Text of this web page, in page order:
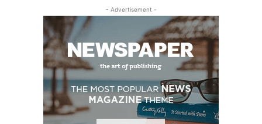
- Advertisement -